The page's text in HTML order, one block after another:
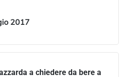
2017
a chiedere da bere a